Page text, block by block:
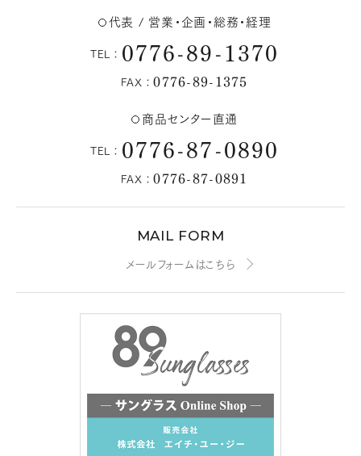
代表 / 営業・企画・総務・経理
TEL： 0776-89-1370
FAX：0776-89-1375
商品センター直通
TEL： 0776-87-0890
FAX：0776-87-0891
MAIL FORM
メールフォームはこちら